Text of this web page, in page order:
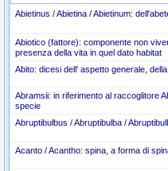
Abietinus / Abietina / Abietinum:
Abiotico (fattore): componente non
presenza della vita in quel dato habitat
Abito: dicesi dell' aspetto generale,
Abramsii: in riferimento al raccoglitore
specie
Abruptibulbus / Abruptibulba /
Acanto / Acantho: spina, a forma di